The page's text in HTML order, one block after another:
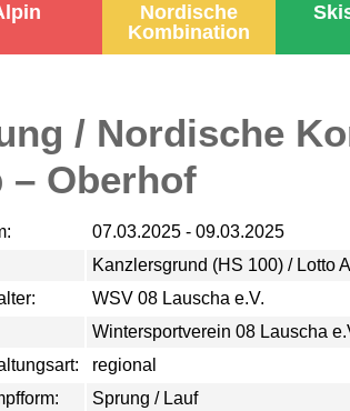
Nordische
Kombination
/ Nordische
– Oberhof
07.03.2025 - 09.03.2025
Kanzlersgrund (HS 100) / Lotto
WSV 08 Lauscha e.V.
Wintersportverein 08 Lauscha
regional
Sprung / Lauf